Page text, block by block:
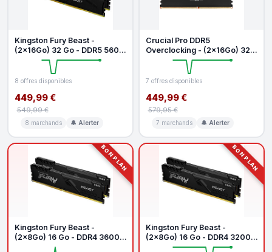
Kingston Fury Beast -
(2x16Go) 32 Go - DDR5 5600
MHz - CL36
8 offres disponibles
449,99 €
549,99 €
8 marchands 🔔 Alerter
Crucial Pro DDR5
Overclocking - (2x16Go) 32
Go - 6400 MHz - CL38
7 offres disponibles
449,99 €
579,95 €
7 marchands 🔔 Alerter
BON PLAN
Kingston Fury Beast -
(2x8Go) 16 Go - DDR4 3600
MHz - CL17
BON PLAN
Kingston Fury Beast -
(2x8Go) 16 Go - DDR4 3200
MHz - CL16